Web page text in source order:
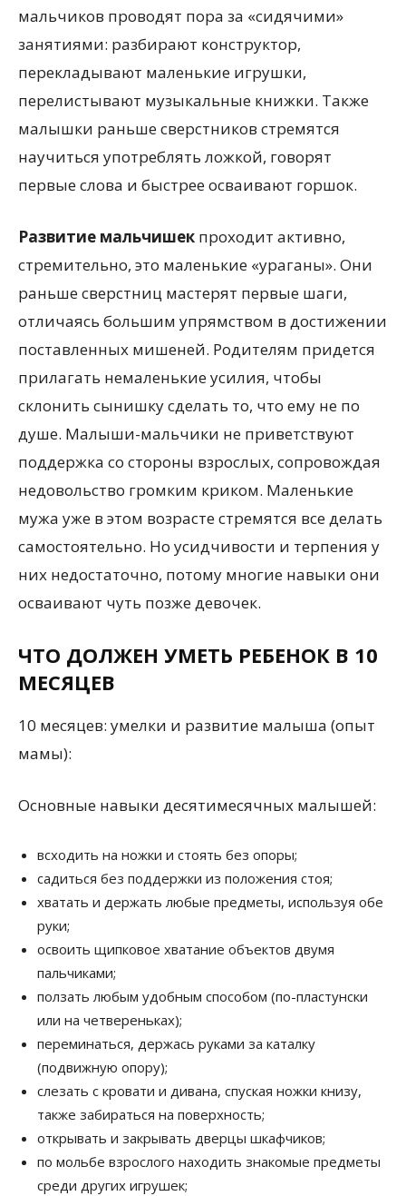
мальчиков проводят пора за «сидячими»
занятиями: разбирают конструктор,
перекладывают маленькие игрушки,
перелистывают музыкальные книжки. Также
малышки раньше сверстников стремятся
научиться употреблять ложкой, говорят
первые слова и быстрее осваивают горшок.
Развитие мальчишек проходит активно,
стремительно, это маленькие «ураганы». Они
раньше сверстниц мастерят первые шаги,
отличаясь большим упрямством в достижении
поставленных мишеней. Родителям придется
прилагать немаленькие усилия, чтобы
склонить сынишку сделать то, что ему не по
душе. Малыши-мальчики не приветствуют
поддержка со стороны взрослых, сопровождая
недовольство громким криком. Маленькие
мужа уже в этом возрасте стремятся все делать
самостоятельно. Но усидчивости и терпения у
них недостаточно, потому многие навыки они
осваивают чуть позже девочек.
ЧТО ДОЛЖЕН УМЕТЬ РЕБЕНОК В 10
МЕСЯЦЕВ
10 месяцев: умелки и развитие малыша (опыт
мамы):
Основные навыки десятимесячных малышей:
всходить на ножки и стоять без опоры;
садиться без поддержки из положения стоя;
хватать и держать любые предметы, используя обе
руки;
освоить щипковое хватание объектов двумя
пальчиками;
ползать любым удобным способом (по-пластунски
или на четвереньках);
переминаться, держась руками за каталку
(подвижную опору);
слезать с кровати и дивана, спуская ножки книзу,
также забираться на поверхность;
открывать и закрывать дверцы шкафчиков;
по мольбе взрослого находить знакомые предметы
среди других игрушек;